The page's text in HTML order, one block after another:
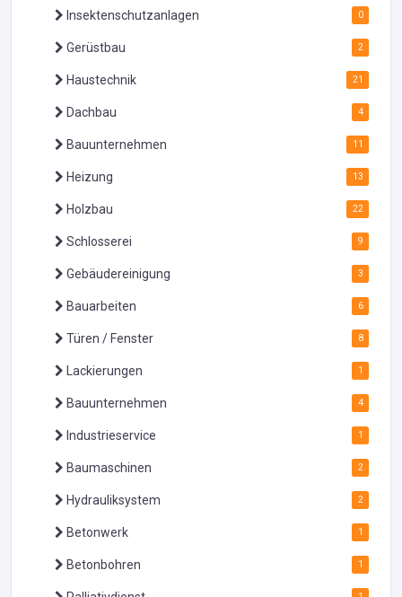
Insektenschutzanlagen 0
Gerüstbau 2
Haustechnik 21
Dachbau 4
Bauunternehmen 11
Heizung 13
Holzbau 22
Schlosserei 9
Gebäudereinigung 3
Bauarbeiten 6
Türen / Fenster 8
Lackierungen 1
Bauunternehmen 4
Industrieservice 1
Baumaschinen 2
Hydrauliksystem 2
Betonwerk 1
Betonbohren 1